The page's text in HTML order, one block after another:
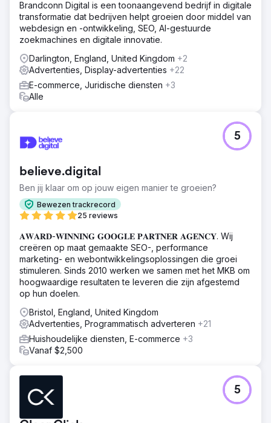
Brandconn Digital is een toonaangevend bedrijf in digitale
transformatie dat bedrijven helpt groeien door middel van
webdesign en -ontwikkeling, SEO, AI-gestuurde
zoekmachines en digitale innovatie.
Darlington, England, United Kingdom +2
Advertenties, Display-advertenties +22
E-commerce, Juridische diensten +3
Alle
believe.digital
Ben jij klaar om op jouw eigen manier te groeien?
Bewezen trackrecord
25 reviews
5
𝐀𝐖𝐀𝐑𝐃-𝐖𝐈𝐍𝐍𝐈𝐍𝐆 𝐆𝐎𝐎𝐆𝐋𝐄 𝐏𝐀𝐑𝐓𝐍𝐄𝐑 𝐀𝐆𝐄𝐍𝐂𝐘. Wij
creëren op maat gemaakte SEO-, performance
marketing- en webontwikkelingsoplossingen die groei
stimuleren. Sinds 2010 werken we samen met het MKB om
hoogwaardige resultaten te leveren die zijn afgestemd
op hun doelen.
Bristol, England, United Kingdom
Advertenties, Programmatisch adverteren +21
Huishoudelijke diensten, E-commerce +3
Vanaf $2,500
5